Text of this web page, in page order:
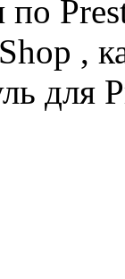
,
для